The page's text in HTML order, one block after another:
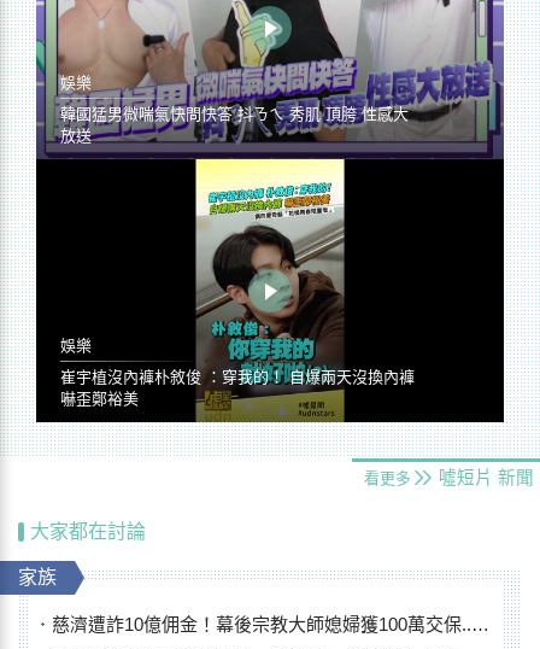
娛樂
韓國猛男微喘氣快問快答 抖ㄋㄟ 秀肌 頂胯 性感大
放送
娛樂
崔宇植沒內褲朴敘俊 ：穿我的！ 自爆兩天沒換內褲
嚇歪鄭裕美
看更多 噓短片 新聞
大家都在討論
家族
慈濟遭詐10億佣金！幕後宗教大師媳婦獲100萬交保...快步奔離不發一語